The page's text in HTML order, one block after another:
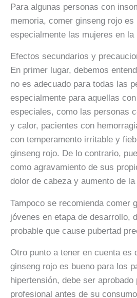
Para algunas personas con
memoria, comer ginseng rojo es
especialmente las mujeres en la
Efectos secundarios y
En primer lugar, debemos
no es adecuado para todas las
especialmente para aquellas
especiales, como las personas
y calor, pacientes con
con temperamento irritable y
ginseng rojo. De lo contrario,
como agravamiento de sus
dolor de cabeza y aumento de
Tampoco se recomienda comer
jóvenes en etapa de desarrollo,
probable que cause pubertad
Otro punto a tener en cuenta es
ginseng rojo es bueno para los
hipertensión, debe ser aprobado
profesional antes de su